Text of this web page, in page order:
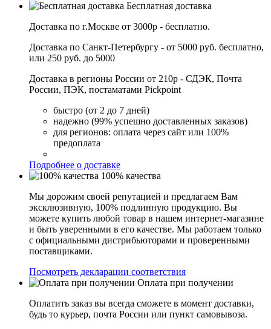
Бесплатная доставка
Доставка по г.Москве от 3000р - бесплатно.
Доставка по Санкт-Петербургу - от 5000 руб. бесплатно,
или 250 руб. до 5000
Доставка в регионы России от 210р - СДЭК, Почта
России, ПЭК, постаматами Pickpoint
быстро (от 2 до 7 дней)
надежно (99% успешно доставленных заказов)
для регионов: оплата через сайт или 100%
предоплата
Подробнее о доставке
100% качества
Мы дорожим своей репутацией и предлагаем Вам
эксклюзивную, 100% подлинную продукцию. Вы
можете купить любой товар в нашем интернет-магазине
и быть уверенными в его качестве. Мы работаем только
с официальными дистрибьюторами и проверенными
поставщиками.
Посмотреть декларации соответствия
Оплата при получении
Оплатить заказ вы всегда сможете в момент доставки,
будь то курьер, почта России или пункт самовывоза.